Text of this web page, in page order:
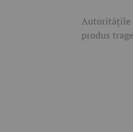
Autoritățile
produs